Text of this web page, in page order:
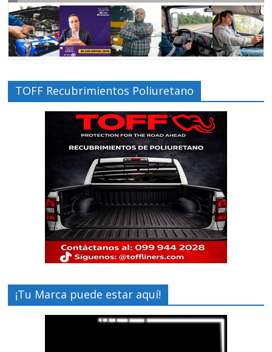
TOFF Recubrimientos Poliuretano
¡Tu Marca puede estar aquí!